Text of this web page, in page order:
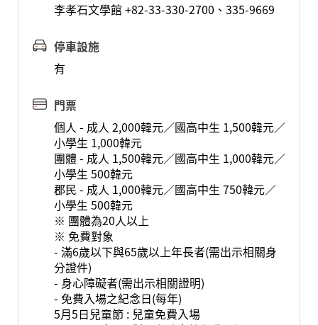
李孝石文學館 +82-33-330-2700、335-9669
停車設施
有
門票
個人 - 成人 2,000韓元／國高中生 1,500韓元／
小學生 1,000韓元
團體 - 成人 1,500韓元／國高中生 1,000韓元／
小學生 500韓元
郡民 - 成人 1,000韓元／國高中生 750韓元／
小學生 500韓元
※ 團體為20人以上
※ 免費對象
- 滿6歲以下與65歲以上年長者(需出示相關身
分證件)
- 身心障礙者(需出示相關證明)
- 免費入場之紀念日(每年)
5月5日兒童節 : 兒童免費入場